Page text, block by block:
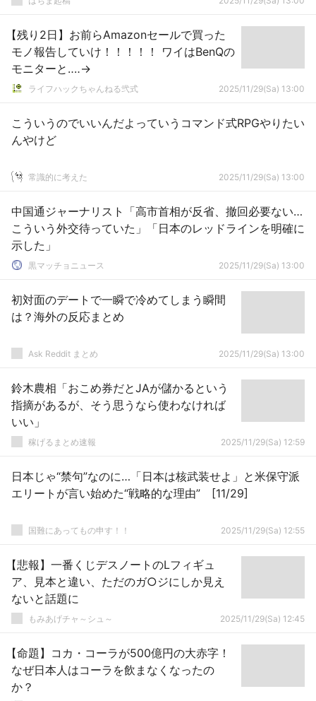
【残り2日】お前らAmazonセールで買った
モノ報告していけ！！！！！ ワイはBenQの
モニターと‥‥→
ライフハックちゃんねる弐式 2025/11/29(Sa) 13:00
こういうのでいいんだよっていうコマンド式RPGやりたい
んやけど
常識的に考えた 2025/11/29(Sa) 13:00
中国通ジャーナリスト「高市首相が反省、撤回必要ない…
こういう外交待っていた」「日本のレッドラインを明確に
示した」
黒マッチョニュース 2025/11/29(Sa) 13:00
初対面のデートで一瞬で冷めてしまう瞬間
は？海外の反応まとめ
Ask Reddit まとめ 2025/11/29(Sa) 13:00
鈴木農相「おこめ券だとJAが儲かるという
指摘があるが、そう思うなら使わなければ
いい」
稼げるまとめ速報 2025/11/29(Sa) 12:59
日本じゃ“禁句”なのに…「日本は核武装せよ」と米保守派
エリートが言い始めた“戦略的な理由” [11/29]
国難にあってもの申す！！ 2025/11/29(Sa) 12:55
【悲報】一番くじデスノートのLフィギュ
ア、見本と違い、ただのガ○ジにしか見え
ないと話題に
もみあげチャ～シュ～ 2025/11/29(Sa) 12:45
【命題】コカ・コーラが500億円の大赤字！
なぜ日本人はコーラを飲まなくなったの
か？